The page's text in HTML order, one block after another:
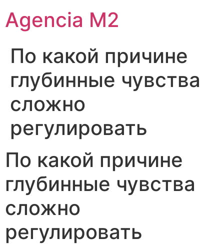
Agencia M2
По какой причине
глубинные чувства
сложно
регулировать
По какой причине
глубинные чувства
сложно
регулировать